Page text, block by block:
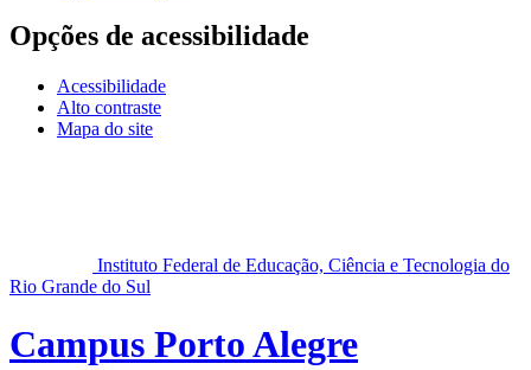
Acesso à informação
Opções de acessibilidade
Acessibilidade
Alto contraste
Mapa do site
Instituto Federal de Educação, Ciência e Tecnologia do
Rio Grande do Sul
Campus Porto Alegre